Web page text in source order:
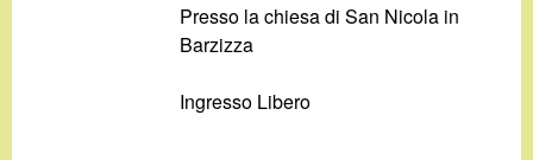
Presso la chiesa di San Nicola in
Barzizza
Ingresso Libero